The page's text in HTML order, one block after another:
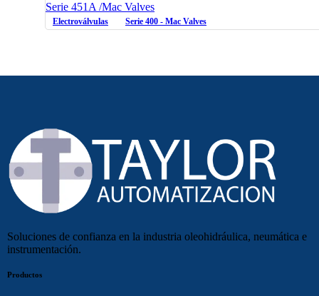
Serie 451A /Mac Valves
Electroválvulas Serie 400 - Mac Valves
Soluciones de confianza en la industria oleohidráulica, neumática e
instrumentación.
Productos